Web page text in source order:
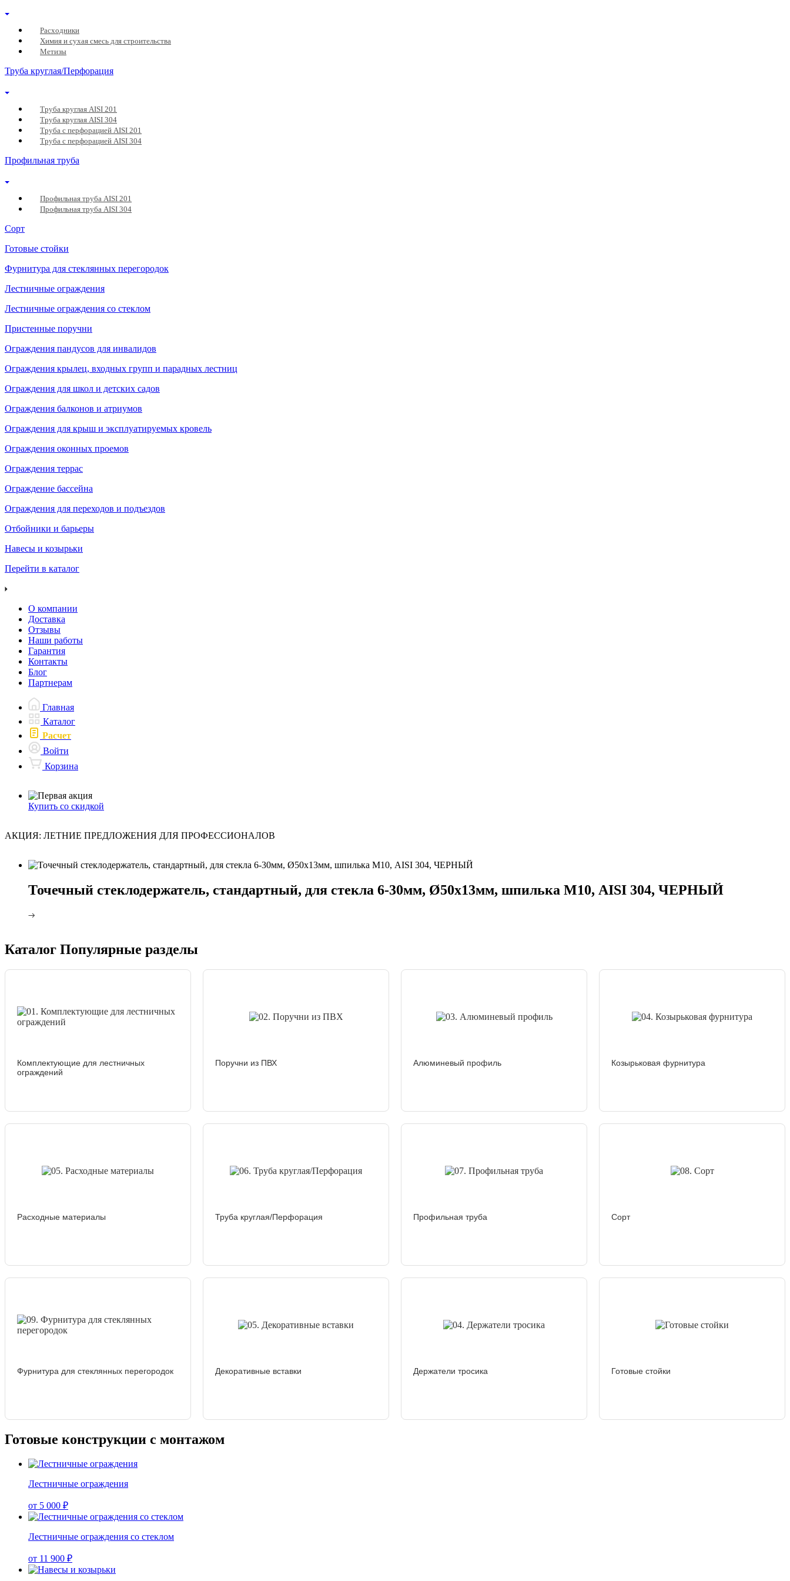
Расходники
Химия и сухая смесь для строительства
Метизы
Труба круглая/Перфорация
Труба круглая AISI 201
Труба круглая AISI 304
Труба с перфорацией AISI 201
Труба с перфорацией AISI 304
Профильная труба
Профильная труба AISI 201
Профильная труба AISI 304
Сорт
Готовые стойки
Фурнитура для стеклянных перегородок
Лестничные ограждения
Лестничные ограждения со стеклом
Пристенные поручни
Ограждения пандусов для инвалидов
Ограждения крылец, входных групп и парадных лестниц
Ограждения для школ и детских садов
Ограждения балконов и атриумов
Ограждения для крыш и эксплуатируемых кровель
Ограждения оконных проемов
Ограждения террас
Ограждение бассейна
Ограждения для переходов и подъездов
Отбойники и барьеры
Навесы и козырьки
Перейти в каталог
О компании
Доставка
Отзывы
Наши работы
Гарантия
Контакты
Блог
Партнерам
Главная
Каталог
Расчет
Войти
Корзина
Купить со скидкой
АКЦИЯ: ЛЕТНИЕ ПРЕДЛОЖЕНИЯ ДЛЯ ПРОФЕССИОНАЛОВ
Точечный стеклодержатель, стандартный, для стекла 6-30мм, Ø50х13мм, шпилька М10, AISI 304, ЧЕРНЫЙ
Каталог Популярные разделы
Комплектующие для лестничных
ограждений
Поручни из ПВХ Алюминевый профиль Козырьковая фурнитура
Расходные материалы Труба круглая/Перфорация Профильная труба Сорт
Фурнитура для стеклянных перегородок Декоративные вставки Держатели тросика Готовые стойки
Готовые конструкции с монтажом
Лестничные ограждения
от 5 000 ₽
Лестничные ограждения со стеклом
от 11 900 ₽